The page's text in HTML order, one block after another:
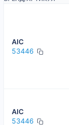
AIC
53446
AIC
53446